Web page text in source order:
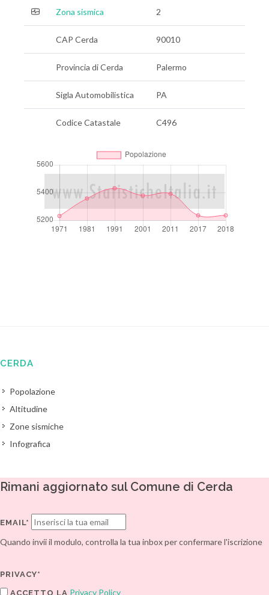
Zona sismica 2
CAP Cerda 90010
Provincia di Cerda Palermo
Sigla Automobilistica PA
Codice Catastale C496
CERDA
Popolazione
Altitudine
Zone sismiche
Infografica
Rimani aggiornato sul Comune di Cerda
EMAIL*
Quando invii il modulo, controlla la tua inbox per confermare l'iscrizione
PRIVACY*
ACCETTO LA Privacy Policy